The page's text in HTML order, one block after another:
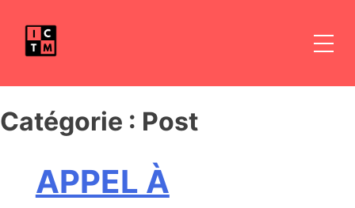
content
Catégorie : Post
APPEL À